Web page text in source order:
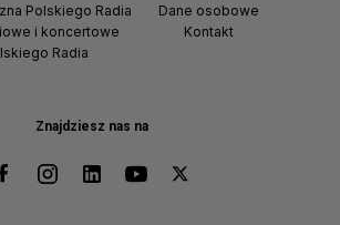
Znajdziesz nas na
Polskiego Radia
i koncertowe
Radia
Dane osobowe
Kontakt